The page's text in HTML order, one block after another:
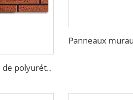
Panneaux sandwich 3D en mousse de polyuréthane décoratifs pour murs composites extérieurs en bardage pour rénovation de maison